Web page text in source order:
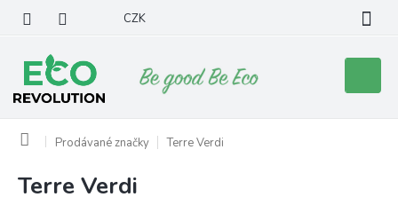
obsah
CZK
košík
Domů Prodávané značky Terre Verdi
Terre Verdi
V